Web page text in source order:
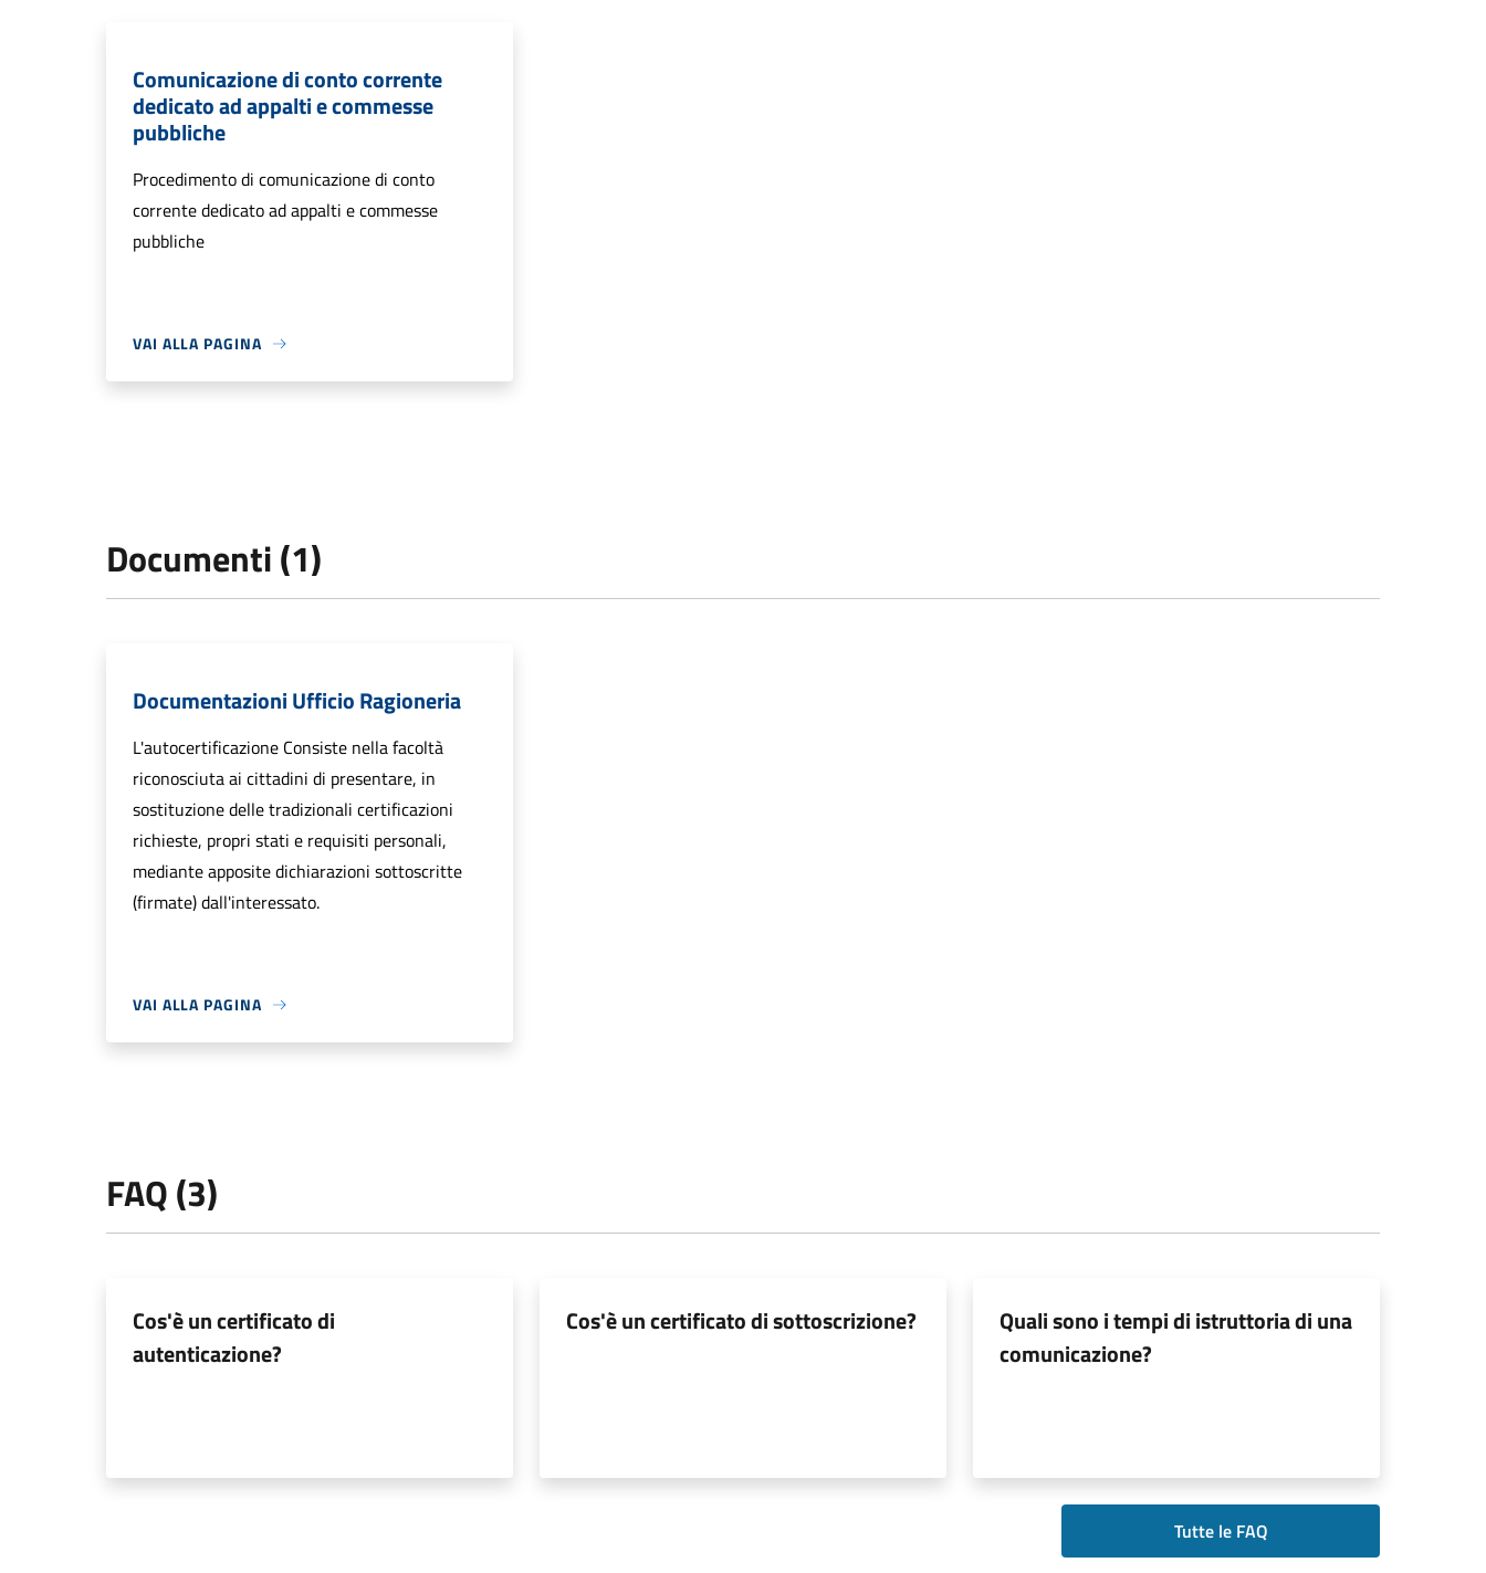
Comunicazione di conto corrente
dedicato ad appalti e commesse
pubbliche
Procedimento di comunicazione di conto
corrente dedicato ad appalti e commesse
pubbliche
VAI ALLA PAGINA
Documenti (1)
Documentazioni Ufficio Ragioneria
L'autocertificazione Consiste nella facoltà
riconosciuta ai cittadini di presentare, in
sostituzione delle tradizionali certificazioni
richieste, propri stati e requisiti personali,
mediante apposite dichiarazioni sottoscritte
(firmate) dall'interessato.
VAI ALLA PAGINA
FAQ (3)
Cos'è un certificato di
autenticazione?
Cos'è un certificato di sottoscrizione?
Quali sono i tempi di istruttoria di una
comunicazione?
Tutte le FAQ